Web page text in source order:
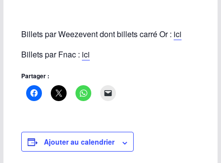
Billets par Weezevent dont billets carré Or : ici
Billets par Fnac : ici
Partager :
Ajouter au calendrier